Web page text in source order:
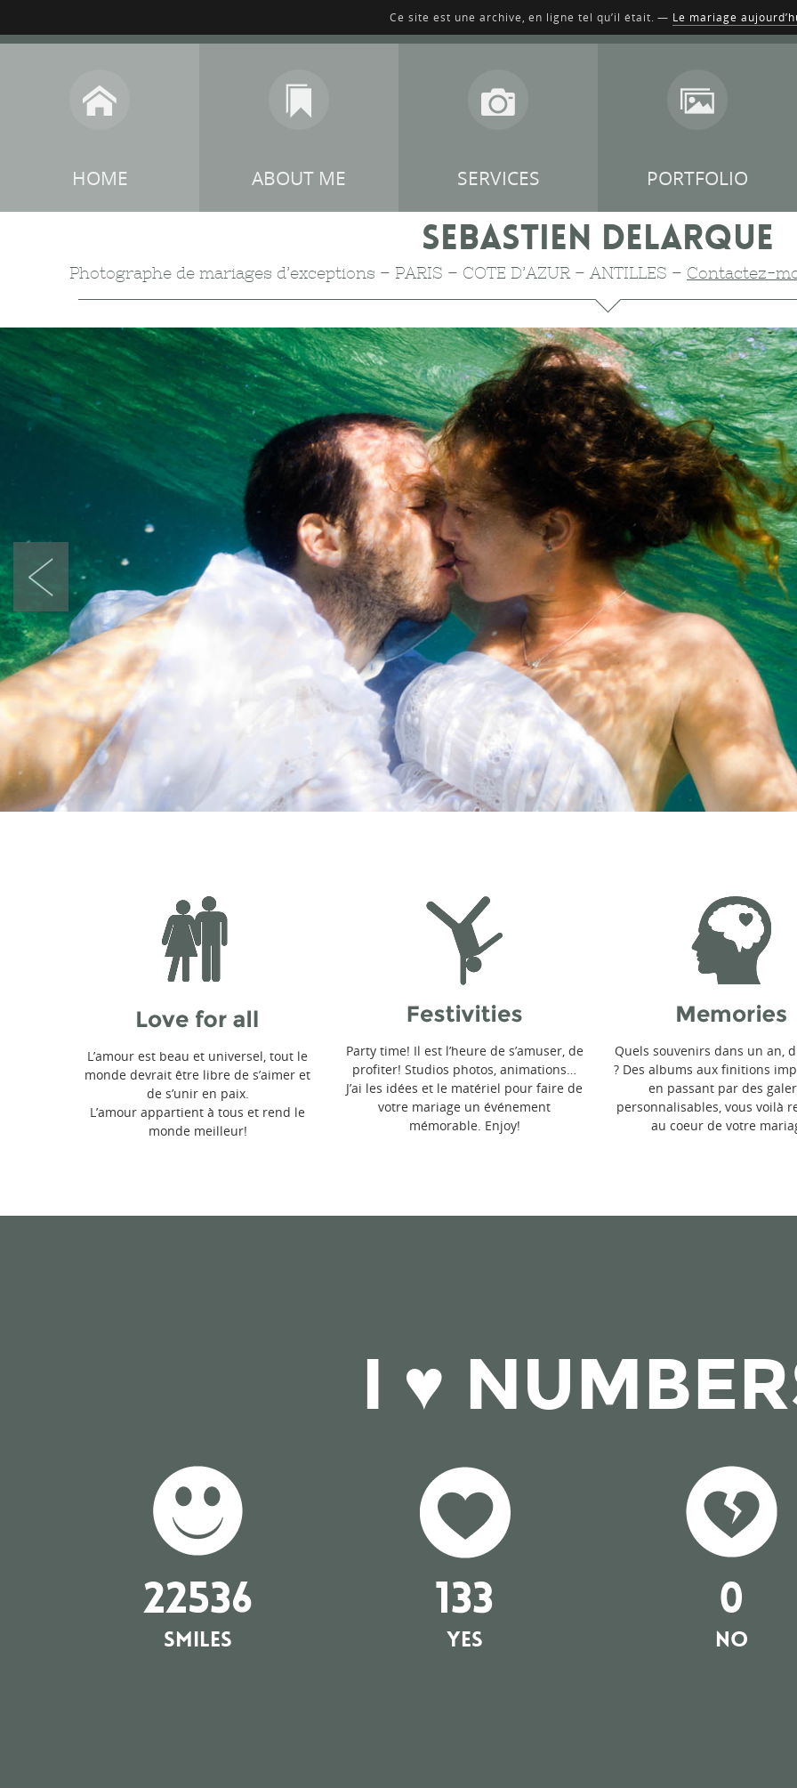
Ce site est une archive, en ligne tel qu’il était. — Le mariage
HOME ABOUT ME SERVICES PORTFOLIO
SEBASTIEN DELARQUE
Photographe de mariages d’exceptions – PARIS – COTE D’AZUR – ANTILLES – Contactez-
L’amour est beau et universel, tout le
monde devrait être libre de s’aimer et
de s’unir en paix.
L’amour appartient à tous et rend le
monde meilleur!
Party time! Il est l’heure de s’amuser, de
profiter! Studios photos, animations…
J’ai les idées et le matériel pour faire de
votre mariage un événement
mémorable. Enjoy!
Quels souvenirs dans un an,
? Des albums aux finitions
en passant par des
personnalisables, vous voilà
au coeur de votre
I ♥
22536
Smiles
133
YES
0
NO